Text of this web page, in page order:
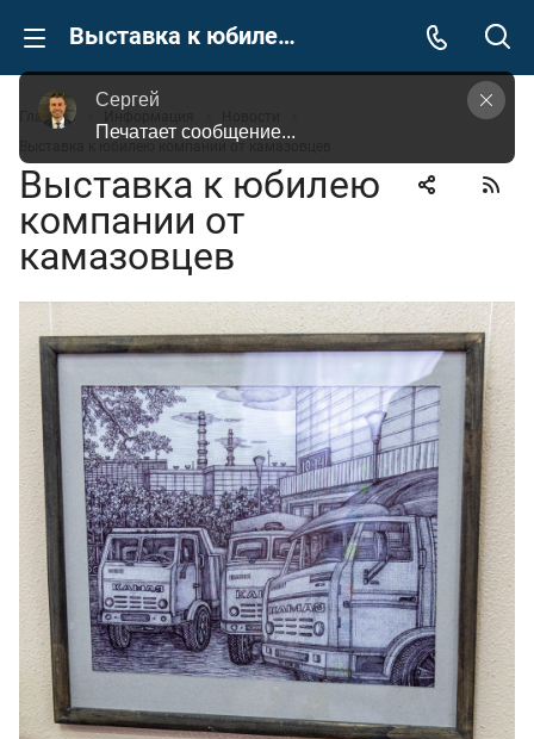
Выставка к юбилею компании от камазовцев
Главная
Выставка к юбилею компании от камазовцев
Выставка к юбилею
компании от
камазовцев
Сергей
Печатает сообщение...